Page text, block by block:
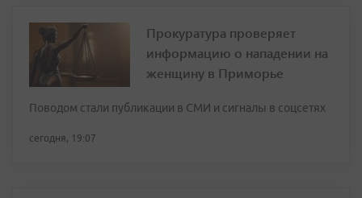
Прокуратура проверяет
информацию о нападении на
женщину в Приморье
Поводом стали публикации в СМИ и сигналы в соцсетях
сегодня, 19:07